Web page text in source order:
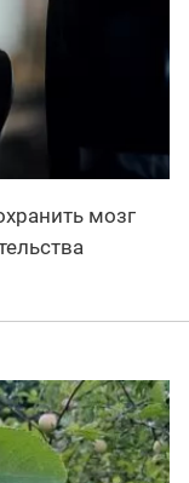
мозг